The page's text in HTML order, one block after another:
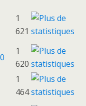
1
621
1
620
1
464